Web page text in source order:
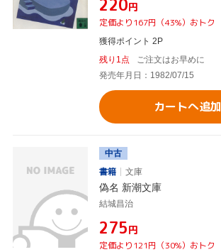
円
定価より167円（43%）おトク
獲得ポイント 2P
残り1点
ご注文はお早めに
発売年月日：1982/07/15
カートへ追加
中古
書籍
文庫
偽名 新潮文庫
結城昌治
¥275円
定価より121円（30%）おトク